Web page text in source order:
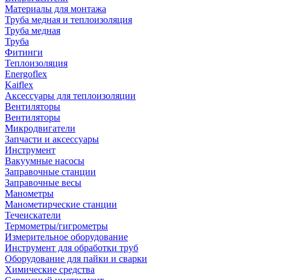
Материалы для монтажа
Труба медная и теплоизоляция
Труба медная
Труба
Фитинги
Теплоизоляция
Energoflex
Kaiflex
Аксессуары для теплоизоляции
Вентиляторы
Вентиляторы
Микродвигатели
Запчасти и аксессуары
Инструмент
Вакуумные насосы
Заправочные станции
Заправочные весы
Манометры
Манометирческие станции
Течеискатели
Термометры/гигрометры
Измерительное оборудование
Инструмент для обработки труб
Оборудование для пайки и сварки
Химические средства